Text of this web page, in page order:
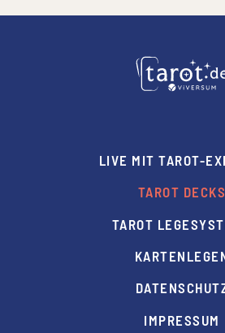
LIVE MIT TAROT-
TAROT DECKS
TAROT
IMPRESSUM